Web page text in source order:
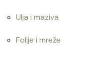
Ulja i maziva
Folije i mreže